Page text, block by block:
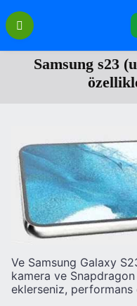
Перейти
содержаниюSamsung s23
Ve Samsung Galaxy
kamera ve
eklerseniz, performans